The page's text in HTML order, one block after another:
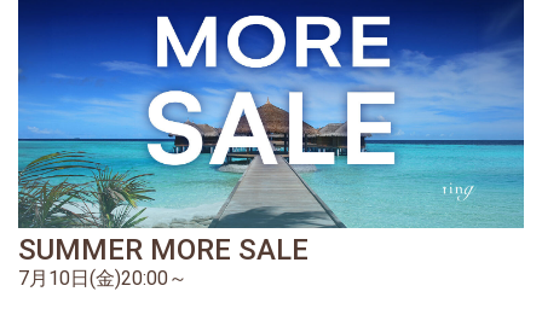
SUMMER MORE SALE
7月10日(金)20:00～